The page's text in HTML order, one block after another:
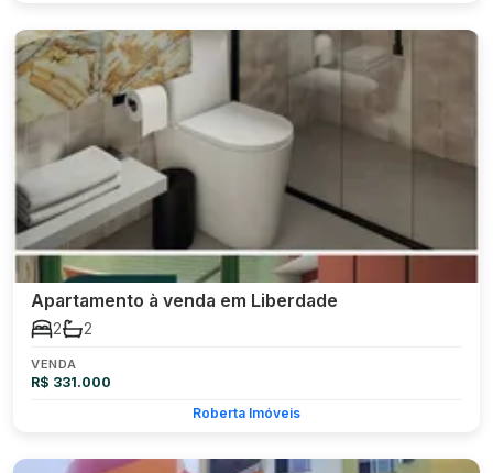
Apartamento à venda em Liberdade
2 2
VENDA
R$ 331.000
Roberta Imóveis